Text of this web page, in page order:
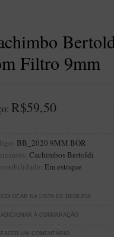
Filtro 9mm
R$59,50
BB_2020 9MM BOR
Cachimbos Bertoldi
Em estoque
COLOCAR NA LISTA DE DESEJOS
ADICIONAR À COMPARAÇÃO
FAZER UM COMENTÁRIO